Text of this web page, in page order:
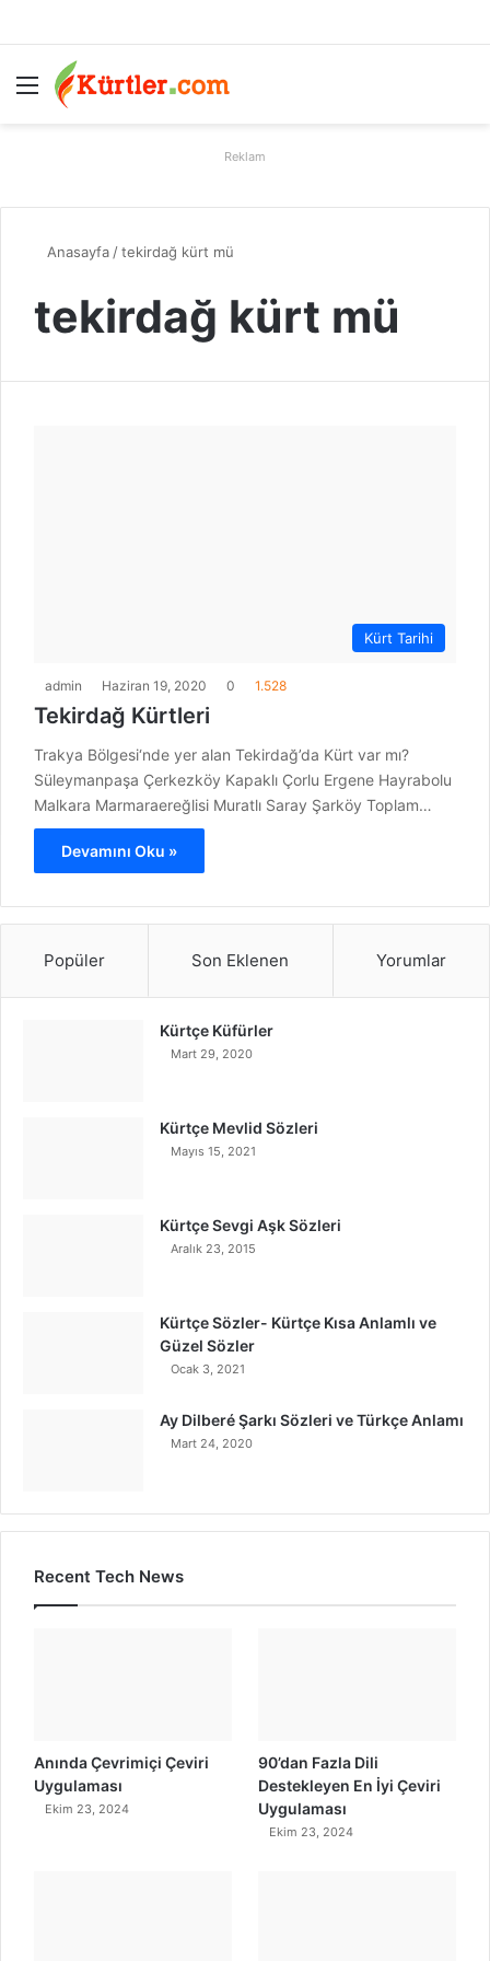
Menü
Reklam
Anasayfa /tekirdağ kürt mü
tekirdağ kürt mü
Kürt Tarihi
admin Haziran 19, 2020 0 1.528
Tekirdağ Kürtleri
Trakya Bölgesi‘nde yer alan Tekirdağ’da Kürt var mı?
Süleymanpaşa Çerkezköy Kapaklı Çorlu Ergene Hayrabolu
Malkara Marmaraereğlisi Muratlı Saray Şarköy Toplam…
Devamını Oku »
Popüler Son Eklenen Yorumlar
Kürtçe Küfürler
Mart 29, 2020
Kürtçe Mevlid Sözleri
Mayıs 15, 2021
Kürtçe Sevgi Aşk Sözleri
Aralık 23, 2015
Kürtçe Sözler- Kürtçe Kısa Anlamlı ve
Güzel Sözler
Ocak 3, 2021
Ay Dilberé Şarkı Sözleri ve Türkçe Anlamı
Mart 24, 2020
Recent Tech News
Anında Çevrimiçi Çeviri
Uygulaması
Ekim 23, 2024
90’dan Fazla Dili
Destekleyen En İyi Çeviri
Uygulaması
Ekim 23, 2024